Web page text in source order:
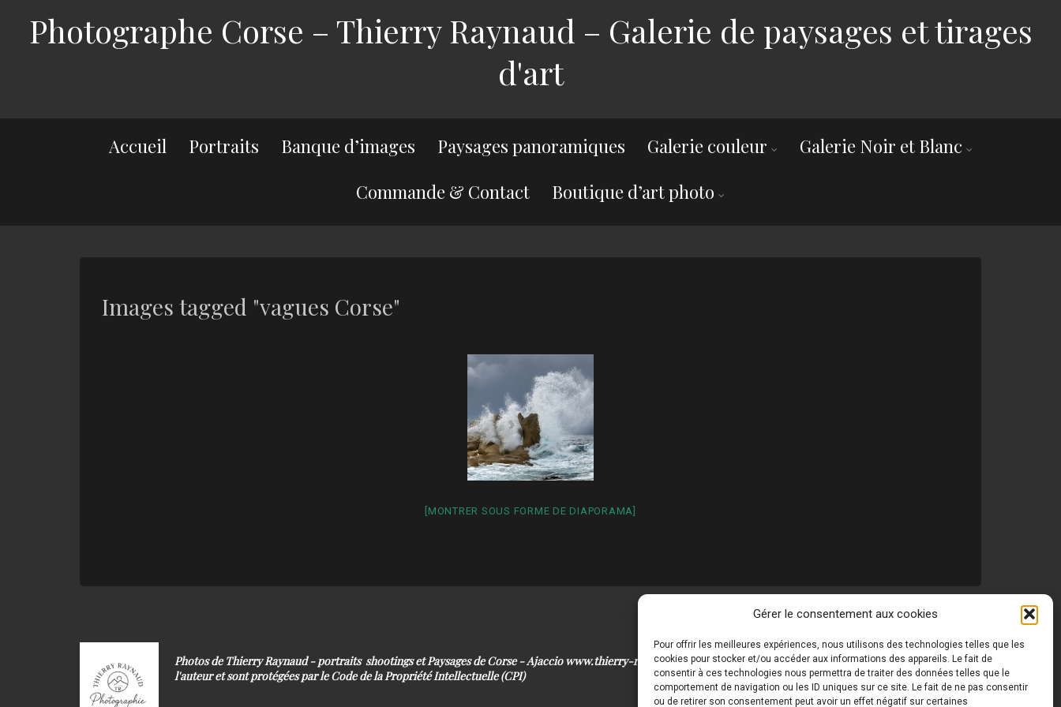
Gérer le consentement aux cookies
Pour offrir les meilleures expériences, nous utilisons des technologies telles que les
cookies pour stocker et/ou accéder aux informations des appareils. Le fait de
consentir à ces technologies nous permettra de traiter des données telles que le
comportement de navigation ou les ID uniques sur ce site. Le fait de ne pas consentir
ou de retirer son consentement peut avoir un effet négatif sur certaines
Photographe Corse – Thierry Raynaud – Galerie de paysages et tirages
d'art
Accueil Portraits Banque d’images Paysages panoramiques Galerie couleur
Galerie Noir et Blanc
Commande & Contact
Boutique d’art photo
Images tagged "vagues Corse"
[MONTRER SOUS FORME DE DIAPORAMA]
Photos de Thierry Raynaud - portraits shootings et Paysages de Corse - Ajaccio www.thierry-raynaud.com © Toutes les photos de ce site sont la propriété de
l'auteur et sont protégées par le Code de la Propriété Intellectuelle (CPI)